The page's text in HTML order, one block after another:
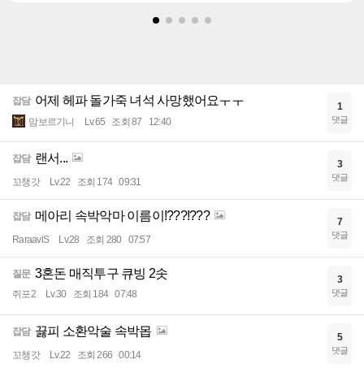
잡담 어제 헤파 돌가죽 녀석 사망했어요ㅜㅜ
맘보르기니 Lv.65 조회 87 12:40
1
댓글
잡담 랜서...
꼬챙갓 Lv.22 조회 174 09:31
3
댓글
잡담 메아리 속박악마 이름이!???!???
RaraaviS Lv.28 조회 280 07:57
7
댓글
질문 3혼돈 매직투구 큐빙 2솟
쥐포2 Lv.30 조회 184 07:48
3
댓글
잡담 끓피 소환악술 속박몹
꼬챙갓 Lv.22 조회 266 00:14
5
댓글